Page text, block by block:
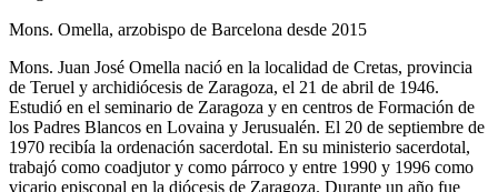
Mons. Omella, arzobispo de Barcelona desde 2015
Mons. Juan José Omella nació en la localidad de Cretas, provincia
de Teruel y archidiócesis de Zaragoza, el 21 de abril de 1946.
Estudió en el seminario de Zaragoza y en centros de Formación de
los Padres Blancos en Lovaina y Jerusualén. El 20 de septiembre de
1970 recibía la ordenación sacerdotal. En su ministerio sacerdotal,
trabajó como coadjutor y como párroco y entre 1990 y 1996 como
vicario episcopal en la diócesis de Zaragoza. Durante un año fue